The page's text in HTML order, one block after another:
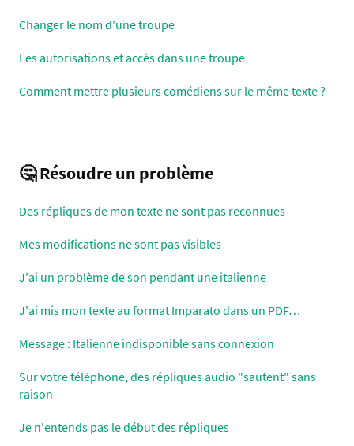
Changer le nom d'une troupe
Les autorisations et accès dans une troupe
Comment mettre plusieurs comédiens sur le même texte ?
🤔 Résoudre un problème
Des répliques de mon texte ne sont pas reconnues
Mes modifications ne sont pas visibles
J'ai un problème de son pendant une italienne
J'ai mis mon texte au format Imparato dans un PDF…
Message : Italienne indisponible sans connexion
Sur votre téléphone, des répliques audio "sautent" sans
raison
Je n'entends pas le début des répliques